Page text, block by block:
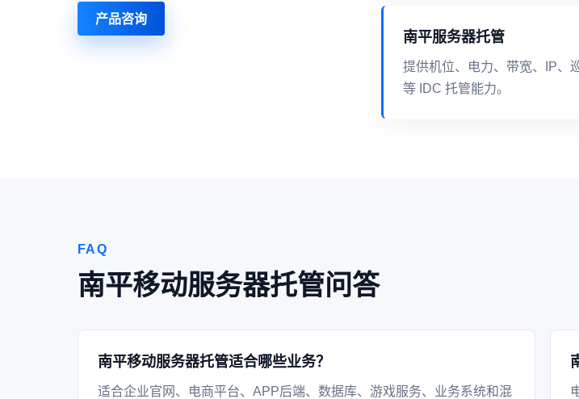
产品咨询
南平服务器托管
提供机位、电力、带宽、IP、
等 IDC 托管能力。
FAQ
南平移动服务器托管问答
南平移动服务器托管适合哪些业务？
适合企业官网、电商平台、APP后端、数据库、游戏服务、业务系统和混